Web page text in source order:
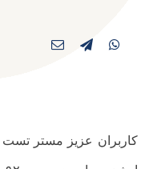
کاربران عزیز مستر تست